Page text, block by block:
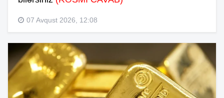
07 Avqust 2026, 12:08